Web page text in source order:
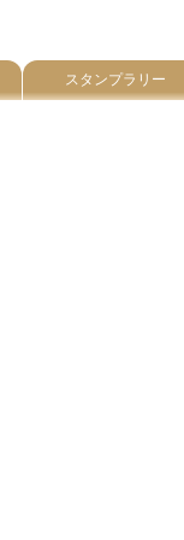
スタンプラリー